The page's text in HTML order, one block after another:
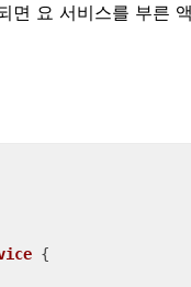
면 요 서비스를 부른
{